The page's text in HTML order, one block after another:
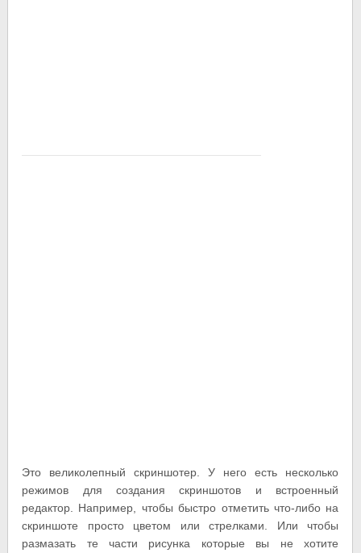
Это великолепный скриншотер. У него есть несколько
режимов для создания скриншотов и встроенный
редактор. Например, чтобы быстро отметить что-либо на
скриншоте просто цветом или стрелками. Или чтобы
размазать те части рисунка которые вы не хотите